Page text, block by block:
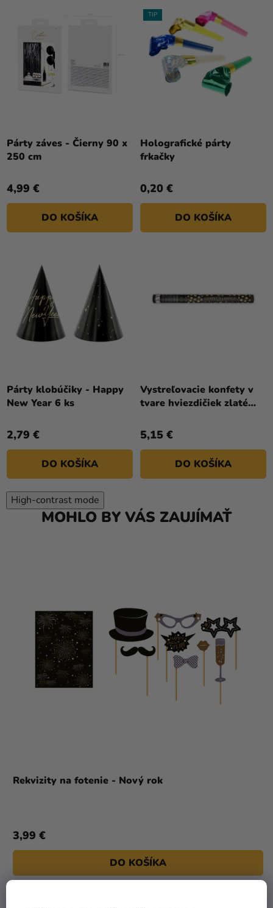
Párty záves - Čierny 90 x
250 cm
4,99 €
DO KOŠÍKA
TIP
Holografické párty
frkačky
0,20 €
DO KOŠÍKA
Párty klobúčiky - Happy
New Year 6 ks
2,79 €
DO KOŠÍKA
Vystreľovacie konfety v
tvare hviezdičiek zlaté
hodnotenie
produktu
5
hviezdičiek.
5,15 €
DO KOŠÍKA
High-contrast mode
MOHLO BY VÁS ZAUJÍMAŤ
Rekvizity na fotenie - Nový rok
3,99 €
DO KOŠÍKA